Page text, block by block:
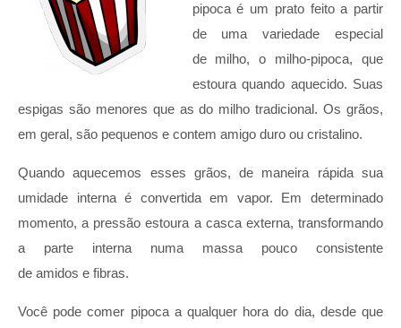
pipoca é um prato feito a partir
de uma variedade especial
de milho, o milho-pipoca, que
estoura quando aquecido. Suas
espigas são menores que as do milho tradicional. Os grãos,
em geral, são pequenos e contem amigo duro ou cristalino.
Quando aquecemos esses grãos, de maneira rápida sua
umidade interna é convertida em vapor. Em determinado
momento, a pressão estoura a casca externa, transformando
a parte interna numa massa pouco consistente
de amidos e fibras.
Você pode comer pipoca a qualquer hora do dia, desde que